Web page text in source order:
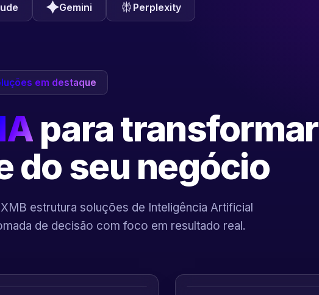
Gemini Perplexity
em destaque
IApara transformar
do seu negócio
estrutura soluções de Inteligência Artificial
de decisão com foco em resultado real.